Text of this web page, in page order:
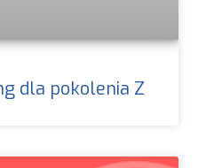
dla pokolenia Z